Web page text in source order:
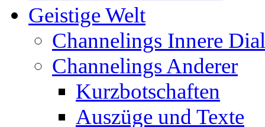
Geistige Welt
Channelings Innere
Channelings Anderer
Kurzbotschaften
Auszüge und Texte